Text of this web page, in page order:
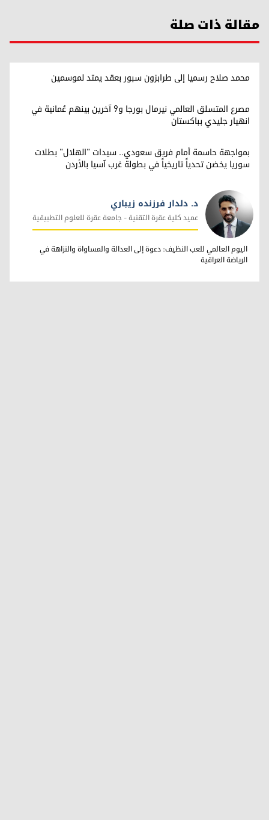
مقالة ذات صلة
محمد صلاح رسميا إلى طرابزون سبور بعقد يمتد لموسمين
مصرع المتسلق العالمي نيرمال بورجا و9 آخرين بينهم عُمانية في
انهيار جليدي بباكستان
بمواجهة حاسمة أمام فريق سعودي.. سيدات "الهلال" بطلات
سوريا يخضن تحدياً تاريخياً في بطولة غرب آسيا بالأردن
د. دلدار فرزنده زيباري
د. دلدار فرزنده زيباري
عميد كلية عقرة التقنية - جامعة عقرة للعلوم التطبيقية
اليوم العالمي للعب النظيف: دعوة إلى العدالة والمساواة والنزاهة في
الرياضة العراقية